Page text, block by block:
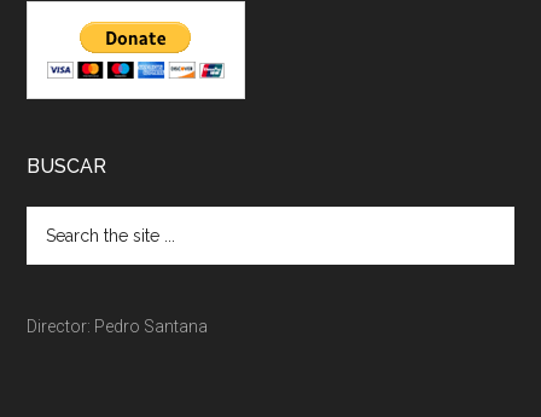
BUSCAR
Director: Pedro Santana